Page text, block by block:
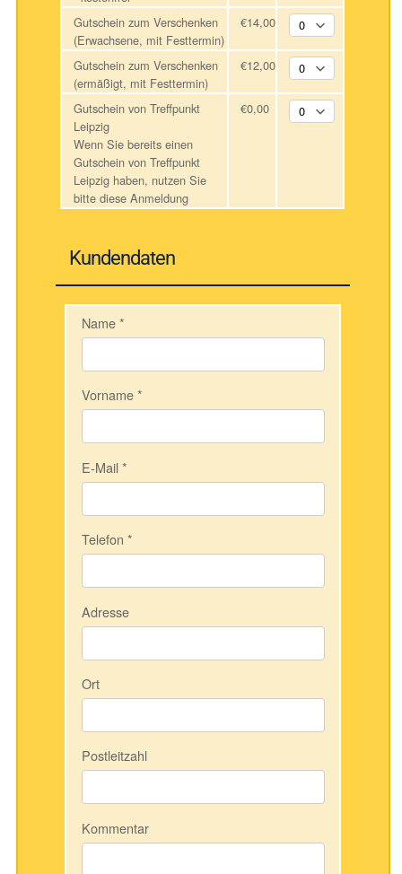
Gutschein zum Verschenken
(Erwachsene, mit Festtermin)
€14,00
Gutschein zum Verschenken
(ermäßigt, mit Festtermin)
€12,00
Gutschein von Treffpunkt
Leipzig
Wenn Sie bereits einen
Gutschein von Treffpunkt
Leipzig haben, nutzen Sie
bitte diese Anmeldung
€0,00
Kundendaten
Name*
Vorname*
E-Mail*
Telefon *
Adresse
Ort
Postleitzahl
Kommentar